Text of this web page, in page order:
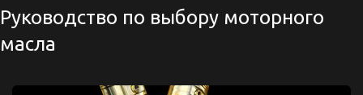
Руководство по выбору моторного
масла